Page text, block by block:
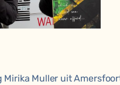
Muller uit